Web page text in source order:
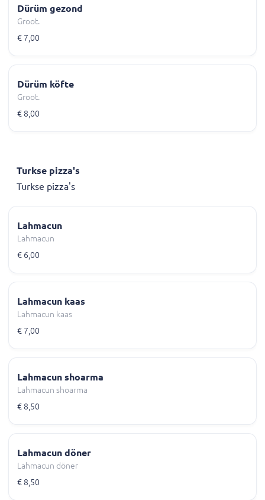
Dürüm gezond
Groot.
€ 7,00
Dürüm köfte
Groot.
€ 8,00
Turkse pizza's
Turkse pizza's
Lahmacun
Lahmacun
€ 6,00
Lahmacun kaas
Lahmacun kaas
€ 7,00
Lahmacun shoarma
Lahmacun shoarma
€ 8,50
Lahmacun döner
Lahmacun döner
€ 8,50